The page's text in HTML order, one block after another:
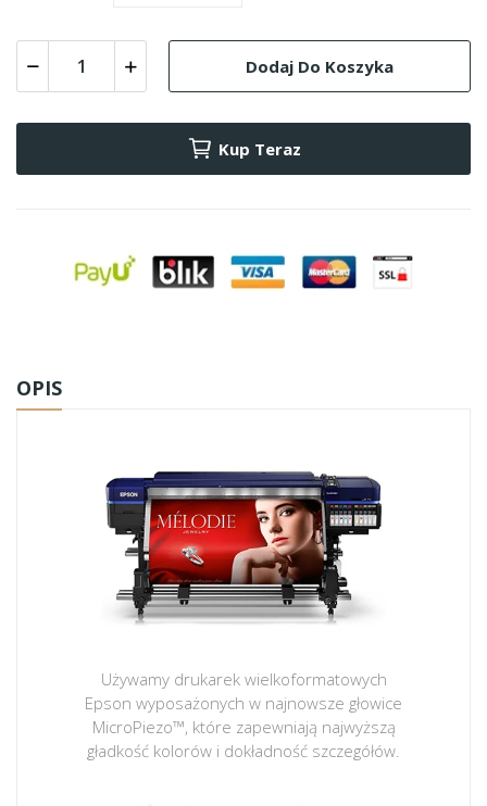
Dodaj Do Koszyka
Kup Teraz
OPIS
Używamy drukarek wielkoformatowych
Epson wyposażonych w najnowsze głowice
MicroPiezo™, które zapewniają najwyższą
gładkość kolorów i dokładność szczegółów.